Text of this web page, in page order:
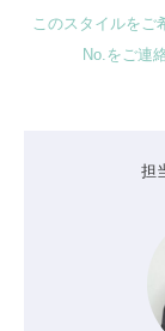
このスタイルをご
No.をご連
担